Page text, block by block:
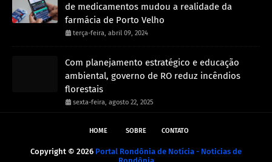
de medicamentos mudou a realidade da
farmácia de Porto Velho
terça-feira, abril 09, 2024
Com planejamento estratégico e educação
ambiental, governo de RO reduz incêndios
florestais
sexta-feira, agosto 22, 2025
HOME SOBRE CONTATO
Copyright © 2026 Portal Rondônia de Notícia - Noticias de